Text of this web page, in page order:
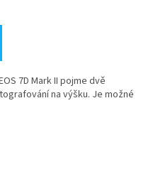
7D Mark II pojme dvě
na výšku. Je možné